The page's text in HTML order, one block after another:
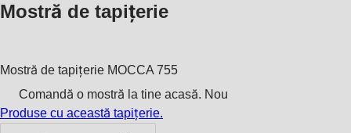
Mostră de tapițerie
Mostră de tapițerie MOCCA 755
Comandă o mostră la tine acasă. Nou
Produse cu această tapițerie.